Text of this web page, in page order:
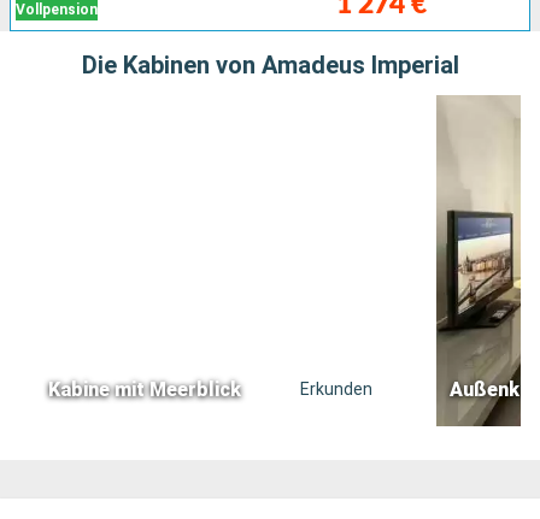
Vollpension
Die Kabinen von Amadeus Imperial
Kabine mit Meerblick Erkunden